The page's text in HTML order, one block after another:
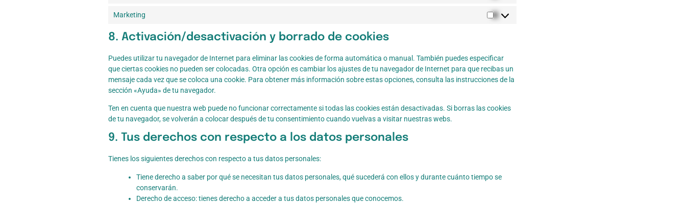
Marketing
8. Activación/desactivación y borrado de cookies
Puedes utilizar tu navegador de Internet para eliminar las cookies de forma automática o manual. También puedes especificar
que ciertas cookies no pueden ser colocadas. Otra opción es cambiar los ajustes de tu navegador de Internet para que recibas un
mensaje cada vez que se coloca una cookie. Para obtener más información sobre estas opciones, consulta las instrucciones de la
sección «Ayuda» de tu navegador.
Ten en cuenta que nuestra web puede no funcionar correctamente si todas las cookies están desactivadas. Si borras las cookies
de tu navegador, se volverán a colocar después de tu consentimiento cuando vuelvas a visitar nuestras webs.
9. Tus derechos con respecto a los datos personales
Tienes los siguientes derechos con respecto a tus datos personales:
Tiene derecho a saber por qué se necesitan tus datos personales, qué sucederá con ellos y durante cuánto tiempo se
conservarán.
Derecho de acceso: tienes derecho a acceder a tus datos personales que conocemos.